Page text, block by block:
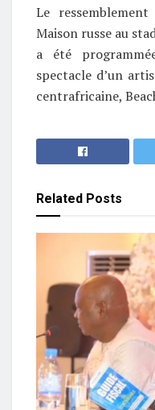
Le
Maison russe au
a été
spectacle d’un
centrafricaine,
Related Posts